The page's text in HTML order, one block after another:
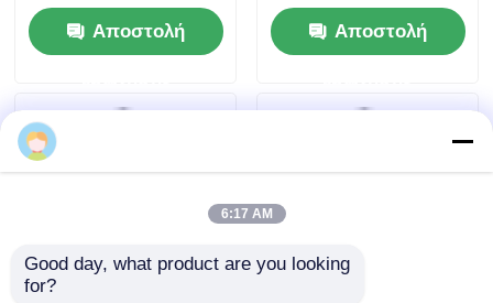
6:17 AM
Good day, what product are you looking
for?